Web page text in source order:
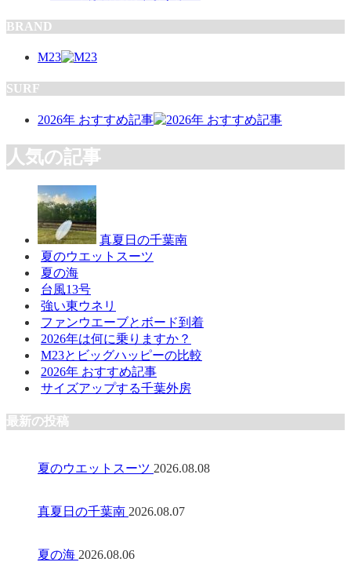
BRAND
M23
SURF
2026年 おすすめ記事
人気の記事
真夏日の千葉南
夏のウエットスーツ
夏の海
台風13号
強い東ウネリ
ファンウエーブとボード到着
2026年は何に乗りますか？
M23とビッグハッピーの比較
2026年 おすすめ記事
サイズアップする千葉外房
最新の投稿
夏のウエットスーツ 2026.08.08
真夏日の千葉南 2026.08.07
夏の海 2026.08.06